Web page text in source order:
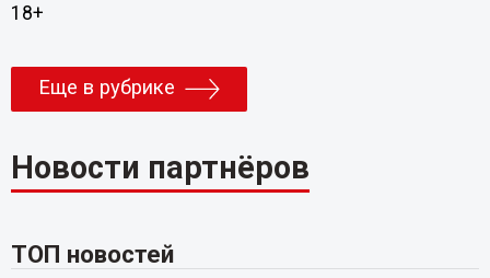
18+
Еще в рубрике
Новости партнёров
ТОП новостей